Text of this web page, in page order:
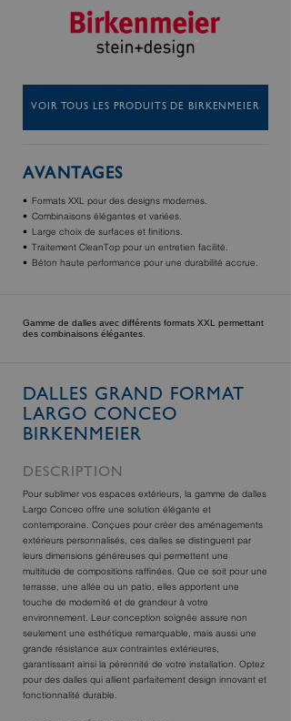
VOIR TOUS LES PRODUITS DE BIRKENMEIER
AVANTAGES
Formats XXL pour des designs modernes.
Combinaisons élégantes et variées.
Large choix de surfaces et finitions.
Traitement CleanTop pour un entretien facilité.
Béton haute performance pour une durabilité accrue.
Gamme de dalles avec différents formats XXL permettant
des combinaisons élégantes.
DALLES GRAND FORMAT
LARGO CONCEO
BIRKENMEIER
DESCRIPTION
Pour sublimer vos espaces extérieurs, la gamme de dalles
Largo Conceo offre une solution élégante et
contemporaine. Conçues pour créer des aménagements
extérieurs personnalisés, ces dalles se distinguent par
leurs dimensions généreuses qui permettent une
multitude de compositions raffinées. Que ce soit pour une
terrasse, une allée ou un patio, elles apportent une
touche de modernité et de grandeur à votre
environnement. Leur conception soignée assure non
seulement une esthétique remarquable, mais aussi une
grande résistance aux contraintes extérieures,
garantissant ainsi la pérennité de votre installation. Optez
pour des dalles qui allient parfaitement design innovant et
fonctionnalité durable.